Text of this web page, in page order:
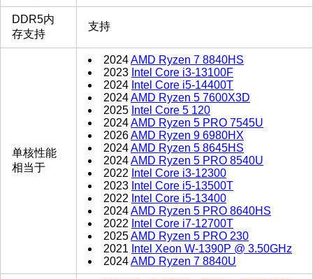
DDR5内
存支持
支持
单核性能
相当于
2024AMD Ryzen 7 8840HS
2023 Intel Core i3-13100F
2024 Intel Core i5-14400T
2024AMD Ryzen 5 7600X3D
2025 Intel Core 5 120
2024AMD Ryzen 5 PRO 7545U
2026AMD Ryzen 9 6980HX
2024AMD Ryzen 5 8645HS
2024AMD Ryzen 5 PRO 8540U
2022 Intel Core i3-12300
2023 Intel Core i5-13500T
2022 Intel Core i5-13400
2024AMD Ryzen 5 PRO 8640HS
2022 Intel Core i7-12700T
2025AMD Ryzen 5 PRO 230
2021 Intel Xeon W-1390P @ 3.50GHz
2024AMD Ryzen 7 8840U